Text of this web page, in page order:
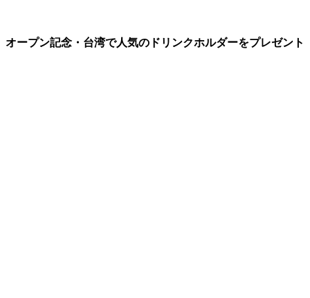
オープン記念・台湾で人気のドリンクホルダーをプレゼント